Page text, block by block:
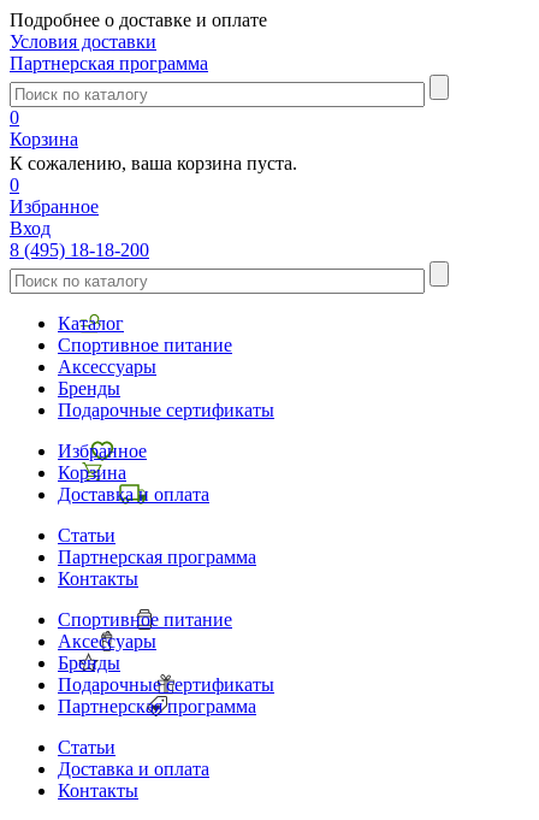
Подробнее о доставке и оплате
Условия доставки
Партнерская программа
0
Корзина
К сожалению, ваша корзина пуста.
0
Избранное
Вход
8 (495) 18-18-200
Каталог
Спортивное питание
Аксессуары
Бренды
Подарочные сертификаты
Избранное
Корзина
Доставка и оплата
Статьи
Партнерская программа
Контакты
Спортивное питание
Аксессуары
Бренды
Подарочные сертификаты
Партнерская программа
Статьи
Доставка и оплата
Контакты